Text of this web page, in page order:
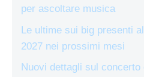
per ascoltare musica
Le ultime sui big presenti
2027 nei prossimi mesi
Nuovi dettagli sul